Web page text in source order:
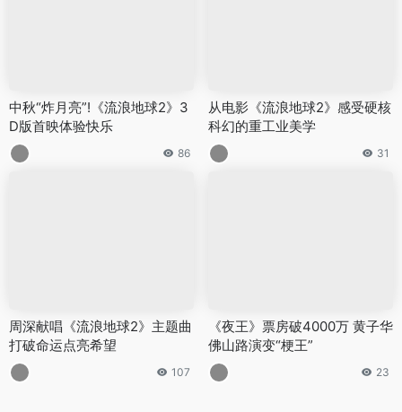
中秋“炸月亮”!《流浪地球2》3
D版首映体验快乐
86
从电影《流浪地球2》感受硬核
科幻的重工业美学
31
周深献唱《流浪地球2》主题曲
打破命运点亮希望
107
《夜王》票房破4000万 黄子华
佛山路演变“梗王”
23